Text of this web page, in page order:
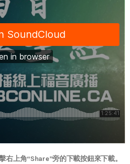
右上角“Share”旁的下載按鈕來下載。